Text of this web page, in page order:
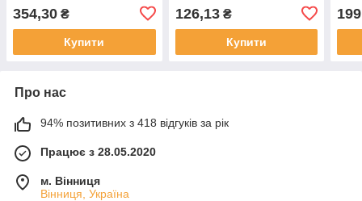
про тіло.." №ДТБ134/
Ранок/(10)
354,30 ₴
Купити
126,13₴
Купити
Про нас
94% позитивних з 418 відгуків за рік
Працює з 28.05.2020
м. Вінниця
Вінниця, Україна